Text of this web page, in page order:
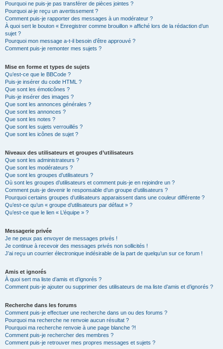
Pourquoi ne puis-je pas transférer de pièces jointes ?
Pourquoi ai-je reçu un avertissement ?
Comment puis-je rapporter des messages à un modérateur ?
À quoi sert le bouton « Enregistrer comme brouillon » affiché lors de la rédaction d’un
sujet ?
Pourquoi mon message a-t-il besoin d’être approuvé ?
Comment puis-je remonter mes sujets ?
Mise en forme et types de sujets
Qu’est-ce que le BBCode ?
Puis-je insérer du code HTML ?
Que sont les émoticônes ?
Puis-je insérer des images ?
Que sont les annonces générales ?
Que sont les annonces ?
Que sont les notes ?
Que sont les sujets verrouillés ?
Que sont les icônes de sujet ?
Niveaux des utilisateurs et groupes d’utilisateurs
Que sont les administrateurs ?
Que sont les modérateurs ?
Que sont les groupes d’utilisateurs ?
Où sont les groupes d’utilisateurs et comment puis-je en rejoindre un ?
Comment puis-je devenir le responsable d’un groupe d’utilisateurs ?
Pourquoi certains groupes d’utilisateurs apparaissent dans une couleur différente ?
Qu’est-ce qu’un « groupe d’utilisateurs par défaut » ?
Qu’est-ce que le lien « L’équipe » ?
Messagerie privée
Je ne peux pas envoyer de messages privés !
Je continue à recevoir des messages privés non sollicités !
J’ai reçu un courrier électronique indésirable de la part de quelqu’un sur ce forum !
Amis et ignorés
À quoi sert ma liste d’amis et d’ignorés ?
Comment puis-je ajouter ou supprimer des utilisateurs de ma liste d’amis et d’ignorés ?
Recherche dans les forums
Comment puis-je effectuer une recherche dans un ou des forums ?
Pourquoi ma recherche ne renvoie aucun résultat ?
Pourquoi ma recherche renvoie à une page blanche ?!
Comment puis-je rechercher des membres ?
Comment puis-je retrouver mes propres messages et sujets ?